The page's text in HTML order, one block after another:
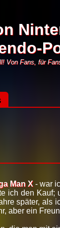
Von Fans, für
Man X - war
ich den
später, als
aber ein